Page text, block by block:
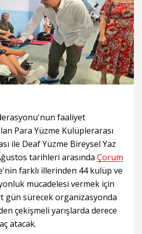
faaliyet
Para Yüzme Kulüplerarası
ile Deaf Yüzme Bireysel Yaz
tarihleri arasında Çorum
farklı illerinden 44 kulüp ve
mücadelesi vermek için
gün sürecek organizasyonda
çekişmeli yarışlarda derece
atacak.